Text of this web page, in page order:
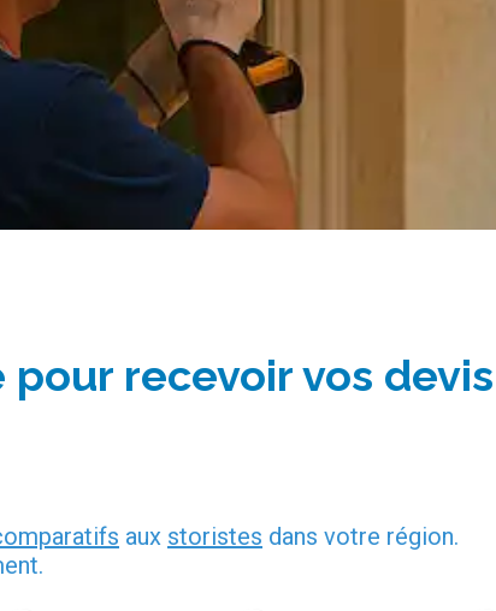
recevoir vos
aux storistes dans votre région.